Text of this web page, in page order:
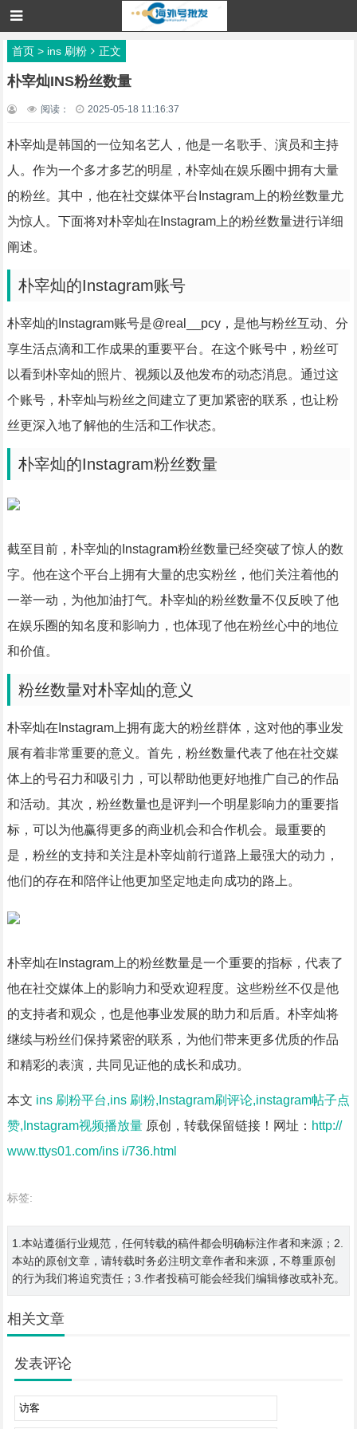
首页> ins 刷粉 正文
朴宰灿INS粉丝数量
阅读： 2025-05-18 11:16:37
朴宰灿是韩国的一位知名艺人，他是一名歌手、演员和主持
人。作为一个多才多艺的明星，朴宰灿在娱乐圈中拥有大量
的粉丝。其中，他在社交媒体平台Instagram上的粉丝数量尤
为惊人。下面将对朴宰灿在Instagram上的粉丝数量进行详细
阐述。
朴宰灿的Instagram账号
朴宰灿的Instagram账号是@real__pcy，是他与粉丝互动、分
享生活点滴和工作成果的重要平台。在这个账号中，粉丝可
以看到朴宰灿的照片、视频以及他发布的动态消息。通过这
个账号，朴宰灿与粉丝之间建立了更加紧密的联系，也让粉
丝更深入地了解他的生活和工作状态。
朴宰灿的Instagram粉丝数量
截至目前，朴宰灿的Instagram粉丝数量已经突破了惊人的数
字。他在这个平台上拥有大量的忠实粉丝，他们关注着他的
一举一动，为他加油打气。朴宰灿的粉丝数量不仅反映了他
在娱乐圈的知名度和影响力，也体现了他在粉丝心中的地位
和价值。
粉丝数量对朴宰灿的意义
朴宰灿在Instagram上拥有庞大的粉丝群体，这对他的事业发
展有着非常重要的意义。首先，粉丝数量代表了他在社交媒
体上的号召力和吸引力，可以帮助他更好地推广自己的作品
和活动。其次，粉丝数量也是评判一个明星影响力的重要指
标，可以为他赢得更多的商业机会和合作机会。最重要的
是，粉丝的支持和关注是朴宰灿前行道路上最强大的动力，
他们的存在和陪伴让他更加坚定地走向成功的路上。
朴宰灿在Instagram上的粉丝数量是一个重要的指标，代表了
他在社交媒体上的影响力和受欢迎程度。这些粉丝不仅是他
的支持者和观众，也是他事业发展的助力和后盾。朴宰灿将
继续与粉丝们保持紧密的联系，为他们带来更多优质的作品
和精彩的表演，共同见证他的成长和成功。
本文 ins 刷粉平台,ins 刷粉,Instagram刷评论,instagram帖子点
赞,Instagram视频播放量原创，转载保留链接！网址： http://
www.ttys01.com/ins i/736.html
标签:
1.本站遵循行业规范，任何转载的稿件都会明确标注作者和来源；2.
本站的原创文章，请转载时务必注明文章作者和来源，不尊重原创
的行为我们将追究责任；3.作者投稿可能会经我们编辑修改或补充。
相关文章
发表评论